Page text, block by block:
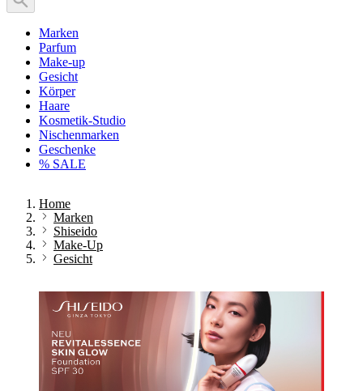
Marken
Parfum
Make-up
Gesicht
Körper
Haare
Kosmetik-Studio
Nischenmarken
Geschenke
% SALE
Home
Marken
Shiseido
Make-Up
Gesicht